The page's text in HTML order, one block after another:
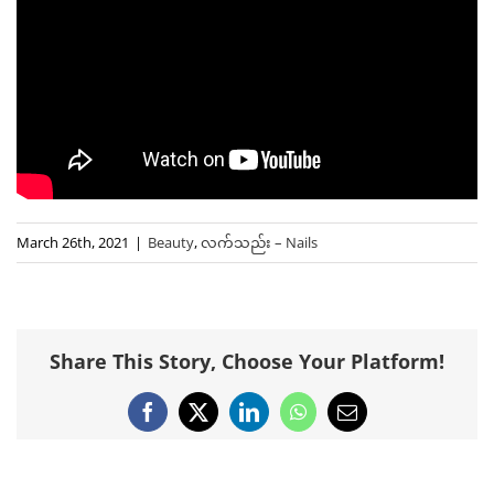
March 26th, 2021 | Beauty,လက်သည်း – Nails
Share This Story, Choose Your Platform!
Facebook
X LinkedInWhatsApp
Email